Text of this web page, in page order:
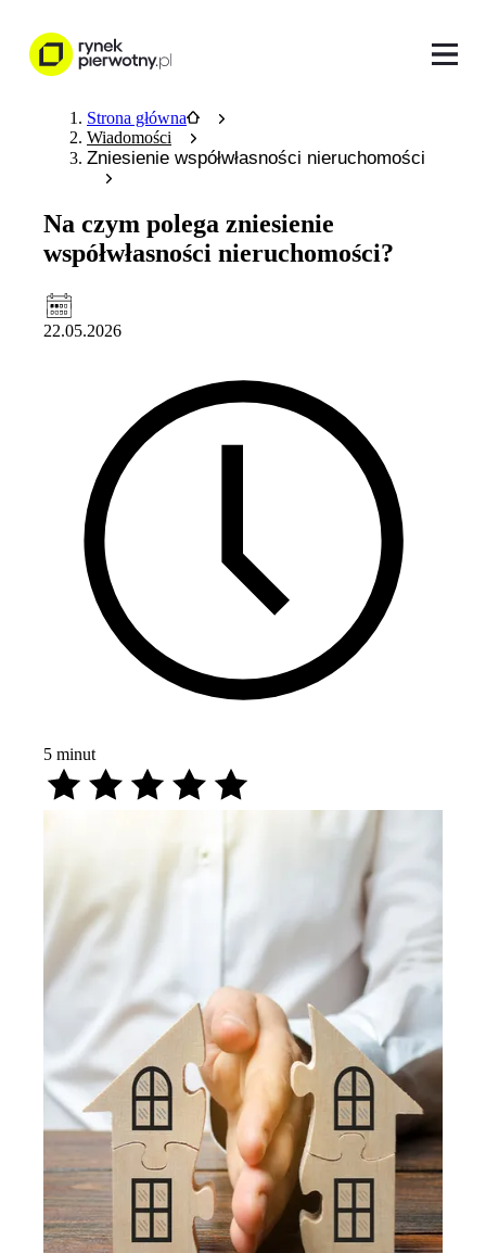
Strona główna
Wiadomości
Zniesienie współwłasności nieruchomości
Na czym polega zniesienie
współwłasności nieruchomości?
22.05.2026
5 minut